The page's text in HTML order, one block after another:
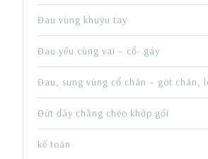
Đau vùng khuỷu tay
Đau yếu cùng vai – cổ- gáy
Đau, sưng vùng cổ chân – gót chân,
Đứt đây chằng chéo khớp gối
kế toán